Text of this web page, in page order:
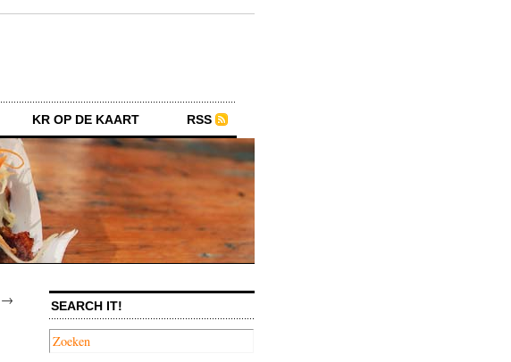
KR OP DE KAART RSS
→ SEARCH IT!